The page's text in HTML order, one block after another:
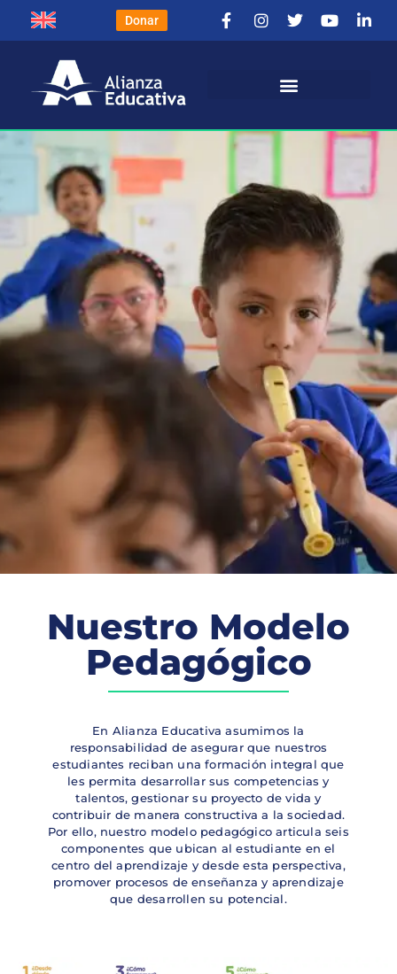
Donar
Nuestro Modelo
Pedagógico
En Alianza Educativa asumimos la
responsabilidad de asegurar que nuestros
estudiantes reciban una formación integral que
les permita desarrollar sus competencias y
talentos, gestionar su proyecto de vida y
contribuir de manera constructiva a la sociedad.
Por ello, nuestro modelo pedagógico articula seis
componentes que ubican al estudiante en el
centro del aprendizaje y desde esta perspectiva,
promover procesos de enseñanza y aprendizaje
que desarrollen su potencial.